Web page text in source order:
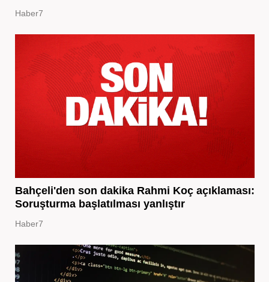
Haber7
Bahçeli'den son dakika Rahmi Koç açıklaması:
Soruşturma başlatılması yanlıştır
Haber7